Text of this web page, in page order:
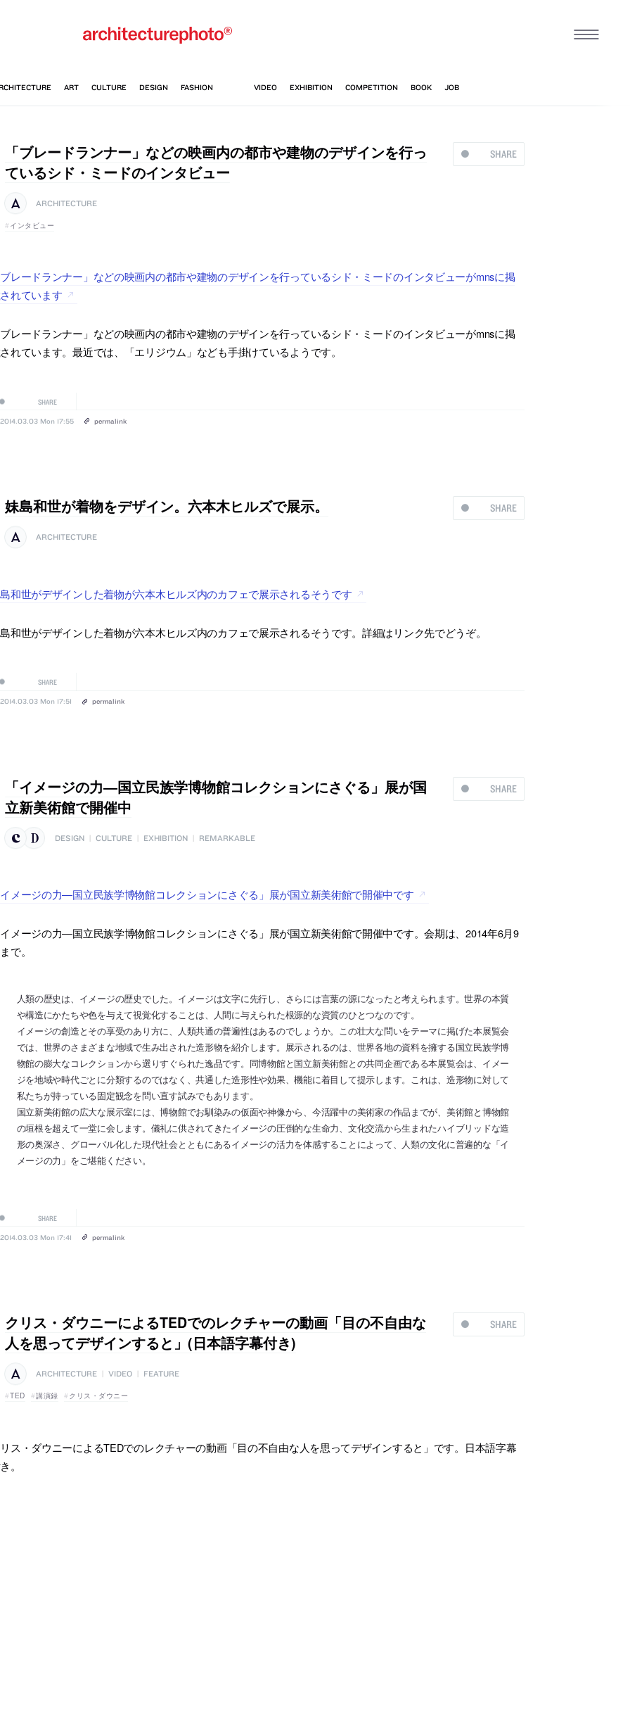
SHARE
「ブレードランナー」などの映画内の都市や建物のデザインを行っ
ているシド・ミードのインタビュー
ARCHITECTURE
インタビュー
レードランナー」などの映画内の都市や建物のデザインを行っているシド・ミードのインタビューがmnsに掲
れています
レードランナー」などの映画内の都市や建物のデザインを行っているシド・ミードのインタビューがmnsに掲
れています。最近では、「エリジウム」なども手掛けているようです。
SHARE
2014.03.03 Mon 17:55 permalink
SHARE
妹島和世が着物をデザイン。六本木ヒルズで展示。
ARCHITECTURE
和世がデザインした着物が六本木ヒルズ内のカフェで展示されるそうです
和世がデザインした着物が六本木ヒルズ内のカフェで展示されるそうです。詳細はリンク先でどうぞ。
SHARE
2014.03.03 Mon 17:51 permalink
SHARE
「イメージの力―国立民族学博物館コレクションにさぐる」展が国
立新美術館で開催中
DESIGN | CULTURE | EXHIBITION | REMARKABLE
メージの力―国立民族学博物館コレクションにさぐる」展が国立新美術館で開催中です
メージの力―国立民族学博物館コレクションにさぐる」展が国立新美術館で開催中です。会期は、2014年6月9
で。
人類の歴史は、イメージの歴史でした。イメージは文字に先行し、さらには言葉の源になったと考えられます。世界の本質
や構造にかたちや色を与えて視覚化することは、人間に与えられた根源的な資質のひとつなのです。
イメージの創造とその享受のあり方に、人類共通の普遍性はあるのでしょうか。この壮大な問いをテーマに掲げた本展覧会
では、世界のさまざまな地域で生み出された造形物を紹介します。展示されるのは、世界各地の資料を擁する国立民族学博
物館の膨大なコレクションから選りすぐられた逸品です。同博物館と国立新美術館との共同企画である本展覧会は、イメー
ジを地域や時代ごとに分類するのではなく、共通した造形性や効果、機能に着目して提示します。これは、造形物に対して
私たちが持っている固定観念を問い直す試みでもあります。
国立新美術館の広大な展示室には、博物館でお馴染みの仮面や神像から、今活躍中の美術家の作品までが、美術館と博物館
の垣根を超えて一堂に会します。儀礼に供されてきたイメージの圧倒的な生命力、文化交流から生まれたハイブリッドな造
形の奥深さ、グローバル化した現代社会とともにあるイメージの活力を体感することによって、人類の文化に普遍的な「イ
メージの力」をご堪能ください。
SHARE
2014.03.03 Mon 17:41 permalink
SHARE
クリス・ダウニーによるTEDでのレクチャーの動画「目の不自由な
人を思ってデザインすると」(日本語字幕付き)
ARCHITECTURE VIDEO FEATURE
TED 講演録 クリス・ダウニー
ス・ダウニーによるTEDでのレクチャーの動画「目の不自由な人を思ってデザインすると」です。日本語字幕
。